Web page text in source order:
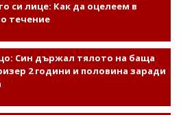
си лице: Как да оцелеем в
течение
Син държал тялото на баща
2 години и половина заради